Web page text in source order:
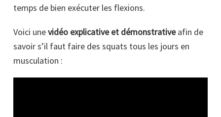
temps de bien exécuter les flexions.
Voici unevidéo explicative et démonstrativeafin de
savoir s’il faut faire des squats tous les jours en
musculation :